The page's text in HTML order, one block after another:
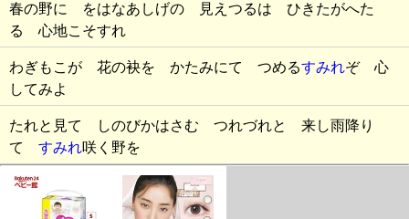
春の野に をはなあしげの 見えつるは ひきたがへた
る 心地こそすれ
わぎもこが 花の袂を かたみにて つめるすみれぞ 心
してみよ
たれと見て しのびかはさむ つれづれと 来し雨降り
て すみれ咲く野を